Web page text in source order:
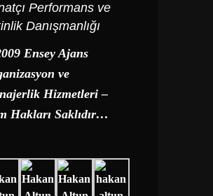
Performans ve
Danışmanlığı
Ensey Ajans
ve
Hizmetleri –
Hakları Saklıdır…